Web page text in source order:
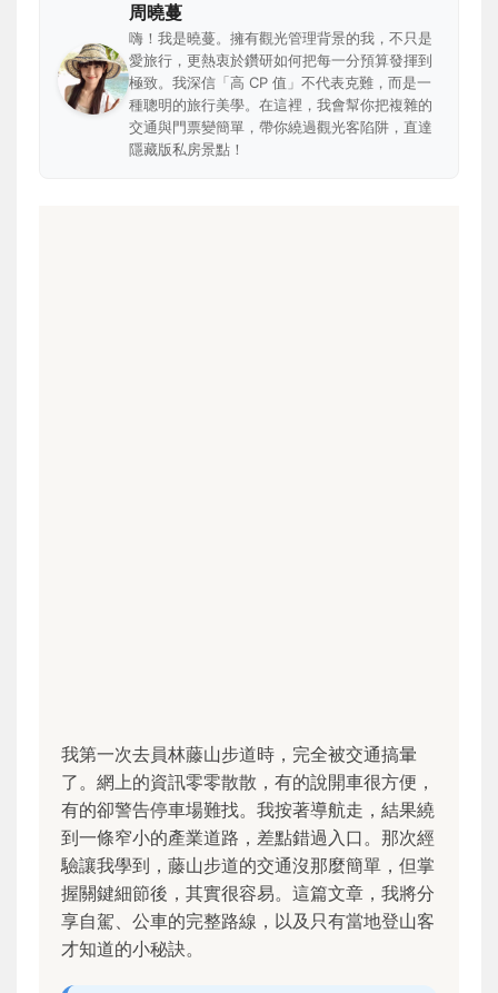
周曉蔓
嗨！我是曉蔓。擁有觀光管理背景的我，不只是
愛旅行，更熱衷於鑽研如何把每一分預算發揮到
極致。我深信「高 CP 值」不代表克難，而是一
種聰明的旅行美學。在這裡，我會幫你把複雜的
交通與門票變簡單，帶你繞過觀光客陷阱，直達
隱藏版私房景點！
我第一次去員林藤山步道時，完全被交通搞暈
了。網上的資訊零零散散，有的說開車很方便，
有的卻警告停車場難找。我按著導航走，結果繞
到一條窄小的產業道路，差點錯過入口。那次經
驗讓我學到，藤山步道的交通沒那麼簡單，但掌
握關鍵細節後，其實很容易。這篇文章，我將分
享自駕、公車的完整路線，以及只有當地登山客
才知道的小秘訣。